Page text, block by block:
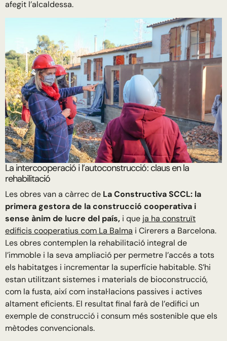
afegit l’alcaldessa.
La intercooperació i l’autoconstrucció: claus en la
rehabilitació
Les obres van a càrrec de La Constructiva SCCL: la
primera gestora de la construcció cooperativa i
sense ànim de lucre del país, i que ja ha construït
edificis cooperatius com La Balma i Cirerers a Barcelona.
Les obres contemplen la rehabilitació integral de
l’immoble i la seva ampliació per permetre l’accés a tots
els habitatges i incrementar la superfície habitable. S’hi
estan utilitzant sistemes i materials de bioconstrucció,
com la fusta, així com instal·lacions passives i actives
altament eficients. El resultat final farà de l’edifici un
exemple de construcció i consum més sostenible que els
mètodes convencionals.